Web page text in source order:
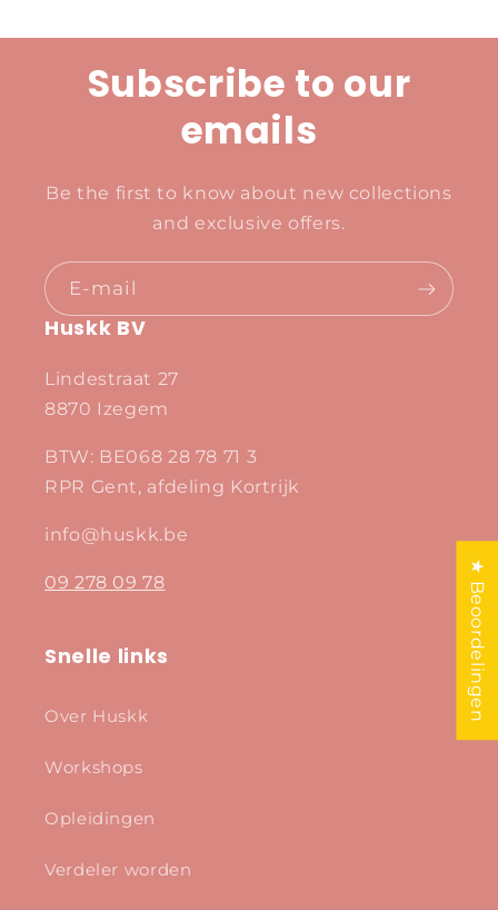
Subscribe to our
emails
Be the first to know about new collections
and exclusive offers.
E‑mail
Huskk BV
Lindestraat 27
8870 Izegem
BTW: BE068 28 78 71 3
RPR Gent, afdeling Kortrijk
info@huskk.be
09 278 09 78
Snelle links
Over Huskk
Workshops
Opleidingen
Verdeler worden
★ Beoordelingen